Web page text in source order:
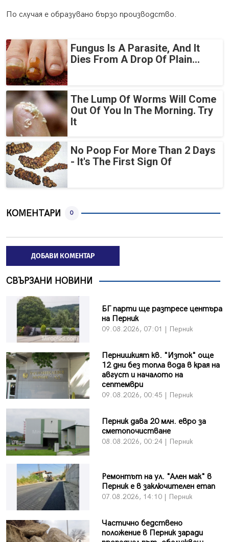
По случая е образувано бързо производство.
Fungus Is A Parasite, And It
Dies From A Drop Of Plain...
The Lump Of Worms Will Come
Out Of You In The Morning. Try
It
No Poop For More Than 2 Days
- It's The First Sign Of
КОМЕНТАРИ 0
ДОБАВИ КОМЕНТАР
СВЪРЗАНИ НОВИНИ
БГ парти ще разтресе центъра
на Перник
09.08.2026, 07:01 | Перник
Пернишкият кв. "Изток" още
12 дни без топла вода в края на
август и началото на
септември
09.08.2026, 00:45 | Перник
Перник дава 20 млн. евро за
сметопочистване
08.08.2026, 00:24 | Перник
Ремонтът на ул. "Ален мак" в
Перник е в заключителен етап
07.08.2026, 14:10 | Перник
Частично бедствено
положение в Перник заради